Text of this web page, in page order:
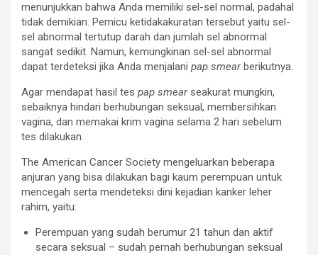
menunjukkan bahwa Anda memiliki sel-sel normal, padahal
tidak demikian. Pemicu ketidakakuratan tersebut yaitu sel-
sel abnormal tertutup darah dan jumlah sel abnormal
sangat sedikit. Namun, kemungkinan sel-sel abnormal
dapat terdeteksi jika Anda menjalani pap smearberikutnya.
Agar mendapat hasil tes pap smearseakurat mungkin,
sebaiknya hindari berhubungan seksual, membersihkan
vagina, dan memakai krim vagina selama 2 hari sebelum
tes dilakukan.
The American Cancer Society mengeluarkan beberapa
anjuran yang bisa dilakukan bagi kaum perempuan untuk
mencegah serta mendeteksi dini kejadian kanker leher
rahim, yaitu:
Perempuan yang sudah berumur 21 tahun dan aktif
secara seksual – sudah pernah berhubungan seksual